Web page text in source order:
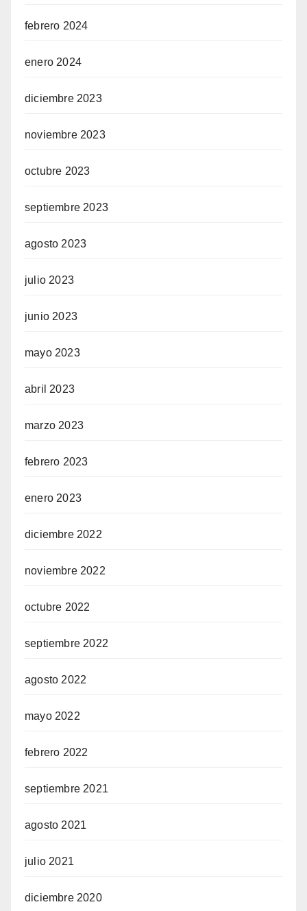
febrero 2024
enero 2024
diciembre 2023
noviembre 2023
octubre 2023
septiembre 2023
agosto 2023
julio 2023
junio 2023
mayo 2023
abril 2023
marzo 2023
febrero 2023
enero 2023
diciembre 2022
noviembre 2022
octubre 2022
septiembre 2022
agosto 2022
mayo 2022
febrero 2022
septiembre 2021
agosto 2021
julio 2021
diciembre 2020